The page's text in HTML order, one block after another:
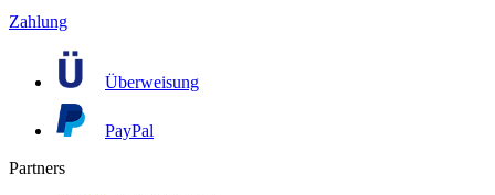
Zahlung
Überweisung
PayPal
Partners